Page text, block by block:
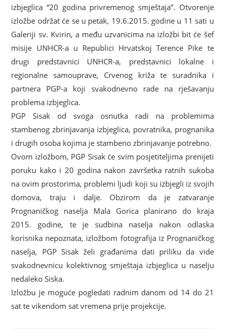
izbjeglica “20 godina privremenog smještaja”. Otvorenje
izložbe održat će se u petak, 19.6.2015. godine u 11 sati u
Galeriji sv. Kvirin, a među uzvanicima na izložbi bit će šef
misije UNHCR-a u Republici Hrvatskoj Terence Pike te
drugi predstavnici UNHCR-a, predstavnici lokalne i
regionalne samouprave, Crvenog križa te suradnika i
partnera PGP-a koji svakodnevno rade na rješavanju
problema izbjeglica.
PGP Sisak od svoga osnutka radi na problemima
stambenog zbrinjavanja izbjeglica, povratnika, prognanika
i drugih osoba kojima je stambeno zbrinjavanje potrebno.
Ovom izložbom, PGP Sisak će svim posjetiteljima prenijeti
poruku kako i 20 godina nakon završetka ratnih sukoba
na ovim prostorima, problemi ljudi koji su izbjegli iz svojih
domova, traju i dalje. Obzirom da je zatvaranje
Prognaničkog naselja Mala Gorica planirano do kraja
2015. godine, te je sudbina naselja nakon odlaska
korisnika nepoznata, izložbom fotografija iz Prognaničkog
naselja, PGP Sisak želi građanima dati priliku da vide
svakodnevnicu kolektivnog smještaja izbjeglica u naselju
nedaleko Siska.
Izložbu je moguće pogledati radnim danom od 14 do 21
sat te vikendom sat vremena prije projekcije.